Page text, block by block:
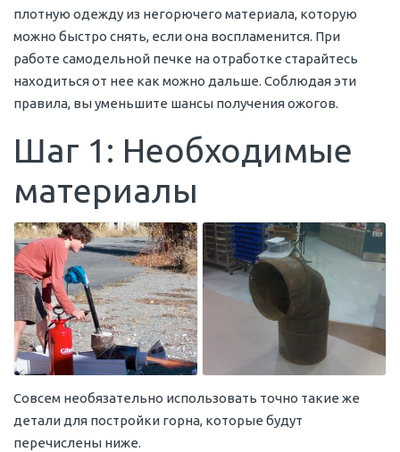
плотную одежду из негорючего материала, которую
можно быстро снять, если она воспламенится. При
работе самодельной печке на отработке старайтесь
находиться от нее как можно дальше. Соблюдая эти
правила, вы уменьшите шансы получения ожогов.
Шаг 1: Необходимые
материалы
Совсем необязательно использовать точно такие же
детали для постройки горна, которые будут
перечислены ниже.